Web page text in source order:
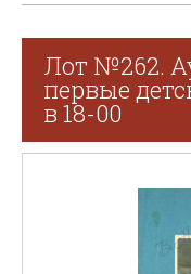
Лот №262.
первые
в 18-00